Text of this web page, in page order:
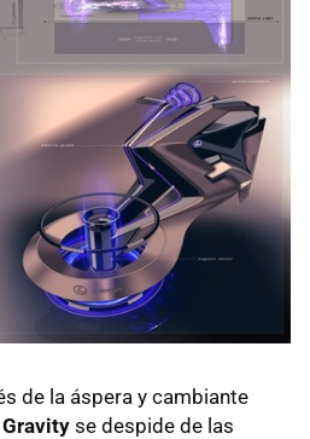
de la áspera y cambiante
se despide de las